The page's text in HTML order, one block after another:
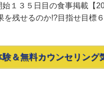
１３５日目の食事掲載【
残せるのか!?目指せ目標
＆無料カウンセリング